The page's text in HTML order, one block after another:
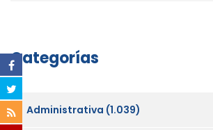
Categorías
Administrativa (1.039)